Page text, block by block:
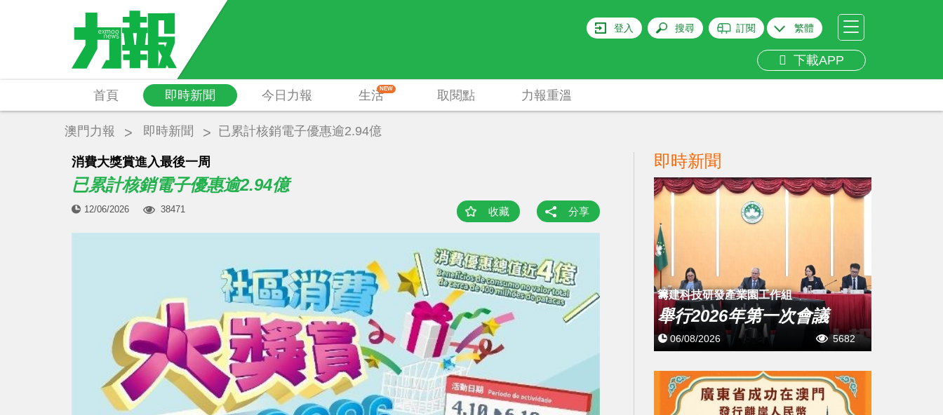
登入 搜尋 訂閱 繁體
下載APP
首頁 即時新聞 今日力報 生活NEW 取閱點 力報重溫
澳門力報 即時新聞 已累計核銷電子優惠逾2.94億
消費大獎賞進入最後一周
已累計核銷電子優惠逾2.94億
12/06/2026 38471 收藏 分享
即時新聞
籌建科技研發產業園工作組
舉行2026年第一次會議
06/08/2026 5682